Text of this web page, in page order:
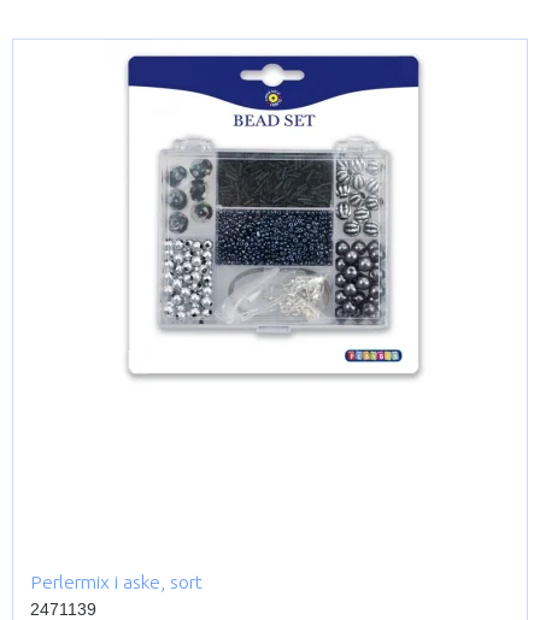
Perlermix i aske, sort
2471139